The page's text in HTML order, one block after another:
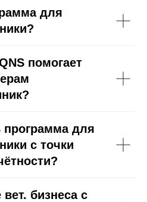
для
помогает
для
с точки
бизнеса с